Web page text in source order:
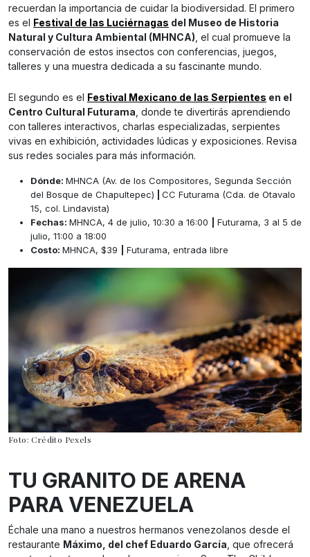
recuerdan la importancia de cuidar la biodiversidad. El primero
es el Festival de las Luciérnagas del Museo de Historia
Natural y Cultura Ambiental (MHNCA) , el cual promueve la
conservación de estos insectos con conferencias, juegos,
talleres y una muestra dedicada a su fascinante mundo.
El segundo es el Festival Mexicano de las Serpientes en el
Centro Cultural Futurama , donde te divertirás aprendiendo
con talleres interactivos, charlas especializadas, serpientes
vivas en exhibición, actividades lúdicas y exposiciones. Revisa
sus redes sociales para más información.
Dónde: MHNCA (Av. de los Compositores, Segunda Sección
del Bosque de Chapultepec)
CC Futurama (Cda. de Otavalo
15, col. Lindavista)
Fechas: MHNCA, 4 de julio, 10:30 a 16:00
Futurama, 3 al 5 de
julio, 11:00 a 18:00
Costo: MHNCA, $39 Futurama, entrada libre
Foto: Crédito Pexels
TU GRANITO DE ARENA
PARA VENEZUELA
Échale una mano a nuestros hermanos venezolanos desde el
restaurante Máximo, del chef Eduardo García, que ofrecerá